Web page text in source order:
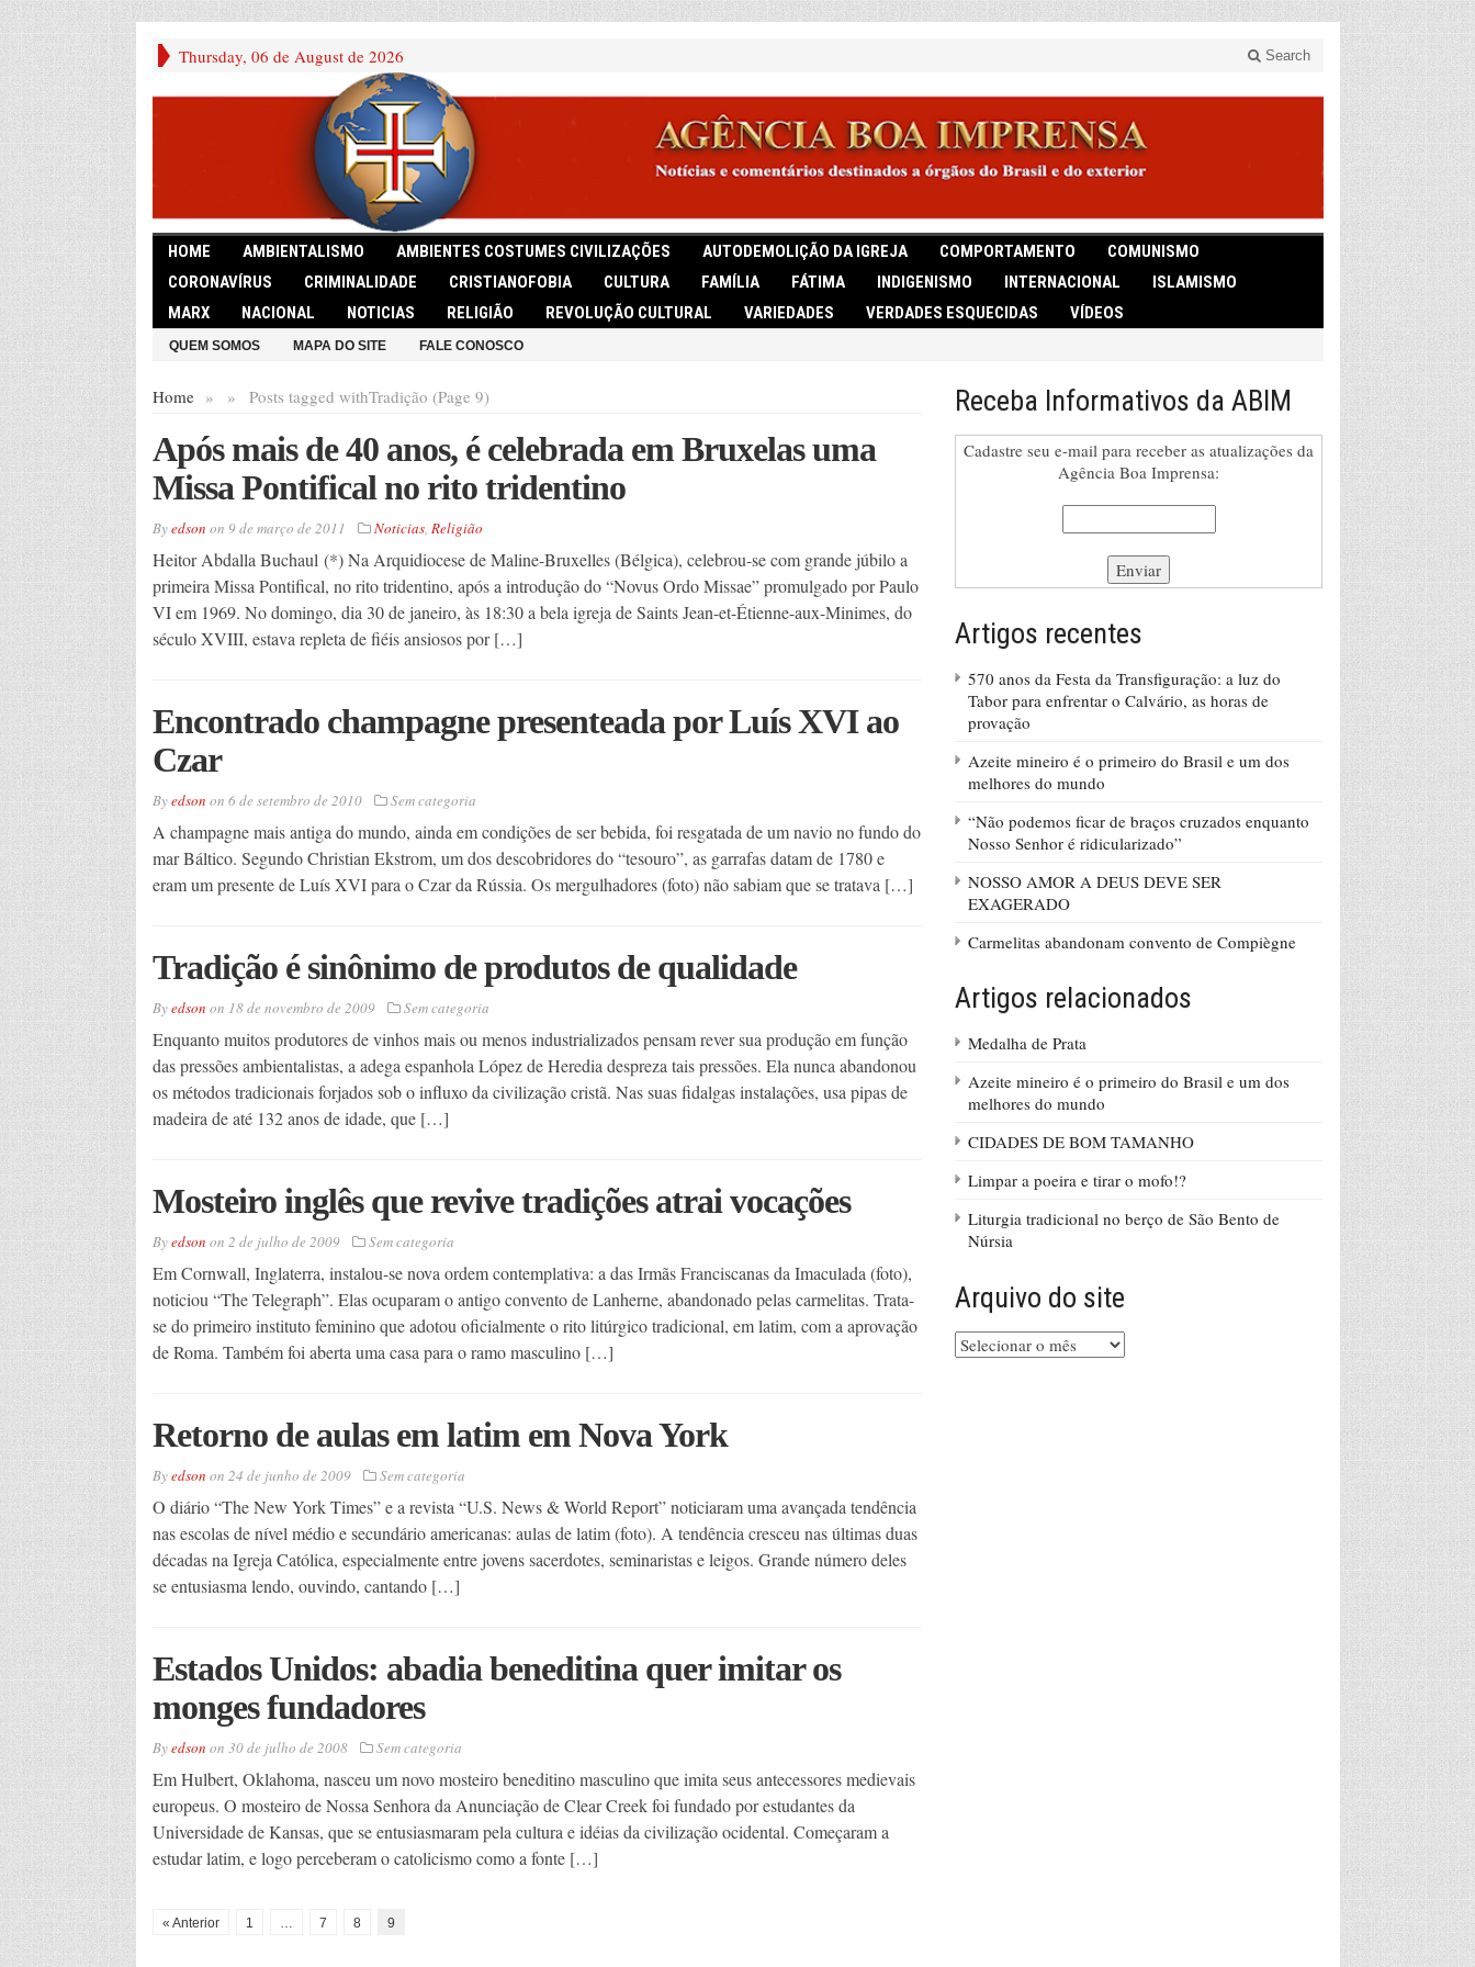
Thursday, 06 de August de 2026 Search
HOME AMBIENTALISMO AMBIENTES COSTUMES CIVILIZAÇÕES AUTODEMOLIÇÃO DA IGREJA COMPORTAMENTO
COMUNISMO
CORONAVÍRUS
CRIMINALIDADE CRISTIANOFOBIA CULTURA FAMÍLIA FÁTIMA INDIGENISMO INTERNACIONAL
ISLAMISMO
MARX
NACIONAL NOTICIAS RELIGIÃO REVOLUÇÃO CULTURAL VARIEDADES VERDADES ESQUECIDAS VÍDEOS
QUEM SOMOS MAPA DO SITE FALE CONOSCO
Home » Posts tagged with
» Tradição (Page 9)
Após mais de 40 anos, é celebrada em Bruxelas uma
Missa Pontifical no rito tridentino
Byedson on 9 de março de 2011 Noticias, Religião
Heitor Abdalla Buchaul (*) Na Arquidiocese de Maline-Bruxelles (Bélgica), celebrou-se com grande júbilo a
primeira Missa Pontifical, no rito tridentino, após a introdução do “Novus Ordo Missae” promulgado por Paulo
VI em 1969. No domingo, dia 30 de janeiro, às 18:30 a bela igreja de Saints Jean-et-Étienne-aux-Minimes, do
século XVIII, estava repleta de fiéis ansiosos por […]
Encontrado champagne presenteada por Luís XVI ao
Czar
Byedson on 6 de setembro de 2010 Sem categoria
A champagne mais antiga do mundo, ainda em condições de ser bebida, foi resgatada de um navio no fundo do
mar Báltico. Segundo Christian Ekstrom, um dos descobridores do “tesouro”, as garrafas datam de 1780 e
eram um presente de Luís XVI para o Czar da Rússia. Os mergulhadores (foto) não sabiam que se tratava […]
Tradição é sinônimo de produtos de qualidade
Byedson on 18 de novembro de 2009 Sem categoria
Enquanto muitos produtores de vinhos mais ou menos industrializados pensam rever sua produção em função
das pressões ambientalistas, a adega espanhola López de Heredia despreza tais pressões. Ela nunca abandonou
os métodos tradicionais forjados sob o influxo da civilização cristã. Nas suas fidalgas instalações, usa pipas de
madeira de até 132 anos de idade, que […]
Mosteiro inglês que revive tradições atrai vocações
Byedson on 2 de julho de 2009 Sem categoria
Em Cornwall, Inglaterra, instalou-se nova ordem contemplativa: a das Irmãs Franciscanas da Imaculada (foto),
noticiou “The Telegraph”. Elas ocuparam o antigo convento de Lanherne, abandonado pelas carmelitas. Trata-
se do primeiro instituto feminino que adotou oficialmente o rito litúrgico tradicional, em latim, com a aprovação
de Roma. Também foi aberta uma casa para o ramo masculino […]
Retorno de aulas em latim em Nova York
Byedson on 24 de junho de 2009 Sem categoria
O diário “The New York Times” e a revista “U.S. News & World Report” noticiaram uma avançada tendência
nas escolas de nível médio e secundário americanas: aulas de latim (foto). A tendência cresceu nas últimas duas
décadas na Igreja Católica, especialmente entre jovens sacerdotes, seminaristas e leigos. Grande número deles
se entusiasma lendo, ouvindo, cantando […]
Estados Unidos: abadia beneditina quer imitar os
monges fundadores
Byedson on 30 de julho de 2008 Sem categoria
Em Hulbert, Oklahoma, nasceu um novo mosteiro beneditino masculino que imita seus antecessores medievais
europeus. O mosteiro de Nossa Senhora da Anunciação de Clear Creek foi fundado por estudantes da
Universidade de Kansas, que se entusiasmaram pela cultura e idéias da civilização ocidental. Começaram a
estudar latim, e logo perceberam o catolicismo como a fonte […]
« Anterior 1 … 7 8 9
Receba Informativos da ABIM
Cadastre seu e-mail para receber as atualizações da
Agência Boa Imprensa:
Artigos recentes
570 anos da Festa da Transfiguração: a luz do
Tabor para enfrentar o Calvário, as horas de
provação
Azeite mineiro é o primeiro do Brasil e um dos
melhores do mundo
“Não podemos ficar de braços cruzados enquanto
Nosso Senhor é ridicularizado”
NOSSO AMOR A DEUS DEVE SER
EXAGERADO
Carmelitas abandonam convento de Compiègne
Artigos relacionados
Medalha de Prata
Azeite mineiro é o primeiro do Brasil e um dos
melhores do mundo
CIDADES DE BOM TAMANHO
Limpar a poeira e tirar o mofo!?
Liturgia tradicional no berço de São Bento de
Núrsia
Arquivo do site
Arquivo
do